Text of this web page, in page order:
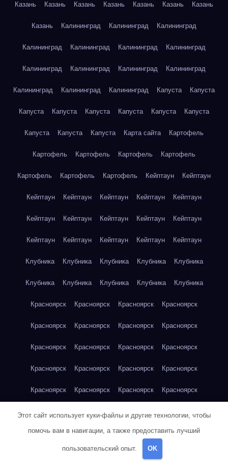
Казань Казань Казань Казань Казань Казань Казань
Казань Калининград Калининград Калининград
Калининград Калининград Калининград Калининград
Калининград Калининград Калининград Калининград
Калининград Калининград Калининград Капуста Капуста
Капуста Капуста Капуста Капуста Капуста Капуста
Капуста Капуста Капуста Карта сайта Картофель
Картофель Картофель Картофель Картофель
Картофель Картофель Картофель Кейптаун Кейптаун
Кейптаун Кейптаун Кейптаун Кейптаун Кейптаун
Кейптаун Кейптаун Кейптаун Кейптаун Кейптаун
Кейптаун Кейптаун Кейптаун Кейптаун Кейптаун
Клубника Клубника Клубника Клубника Клубника
Клубника Клубника Клубника Клубника Клубника
Красноярск Красноярск Красноярск Красноярск
Красноярск Красноярск Красноярск Красноярск
Красноярск Красноярск Красноярск Красноярск
Красноярск Красноярск Красноярск Красноярск
Красноярск Красноярск Красноярск Красноярск
Красноярск Кукуруза Кукуруза
Кукуруза Кукуруза Кукуруза Кукуруза Кукуруза
Этот сайт использует куки-файлы и другие технологии, чтобы
помочь вам в навигации, а также предоставить лучший
пользовательский опыт. OK